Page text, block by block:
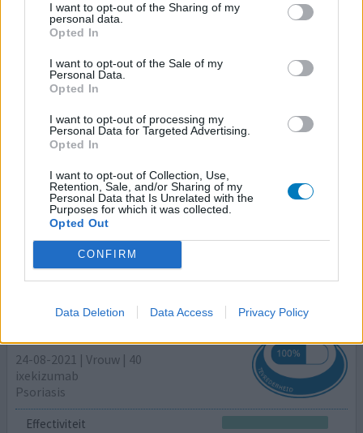
I want to opt-out of the Sharing of my
personal data.
Opted In
I want to opt-out of the Sale of my
Personal Data.
Opted In
I want to opt-out of processing my
Personal Data for Targeted Advertising.
Opted In
I want to opt-out of Collection, Use,
Retention, Sale, and/or Sharing of my
Personal Data that Is Unrelated with the
Purposes for which it was collected.
Opted Out
CONFIRM
Data Deletion Data Access Privacy Policy
07-11-2021 | Vrouw | 20
ixekizumab (80mg)
Artritis psoriatica
Effectiviteit
Hoeveelheid bijwerkingen
Ik heb sinds mijn 14e veel last van psoriasis. Ik heb veel
zalfjes, pillen, en stralingen uitgeprobeerd, maar niets
niet meer waren zoals ervoor. Ik heb enorm veel last
gehad van krampen en pijnen. Begin 2020 werd er psorias
artritis vastgesteld en niet veel later begon ik met mijn
behandeling van Taltz. De psorias[lees meer...]
Taltz
24-08-2021 | Vrouw | 40
ixekizumab
Psoriasis
Effectiviteit